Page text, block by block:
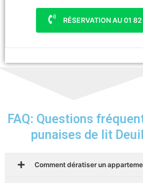
RÉSERVATION AU 01
FAQ: Questions
punaises de lit
Comment dératiser un